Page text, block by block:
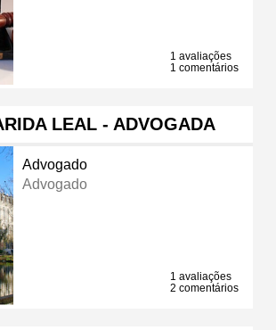
1 avaliações
1 comentários
LEAL - ADVOGADA
Advogado
Advogado
1 avaliações
2 comentários